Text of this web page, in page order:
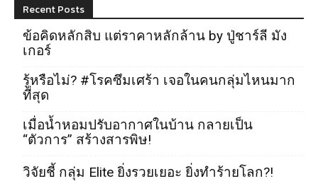
Recent Posts
ข้อคิดหลักสิบ แต่ราคาหลักล้าน by ปู่ชาร์ลี มัง
เกอร์
รู้หรือไม่? #โรคซึมเศร้า เจอในคนกลุ่มไหนมาก
ที่สุด
เมื่อน้ำหอมปรับอากาศในบ้าน กลายเป็น
“ตัวการ” สร้างสารพิษ!
วิจัยชี้ กลุ่ม Elite ยิ่งรวยเยอะ ยิ่งทำร้ายโลก?!